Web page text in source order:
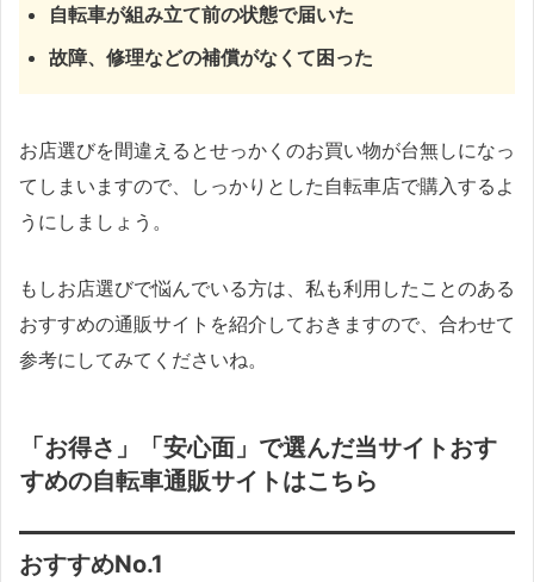
自転車が組み立て前の状態で届いた
故障、修理などの補償がなくて困った
お店選びを間違えるとせっかくのお買い物が台無しになっ
てしまいますので、しっかりとした自転車店で購入するよ
うにしましょう。
もしお店選びで悩んでいる方は、私も利用したことのある
おすすめの通販サイトを紹介しておきますので、合わせて
参考にしてみてくださいね。
「お得さ」「安心面」で選んだ当サイトおす
すめの自転車通販サイトはこちら
おすすめNo.1